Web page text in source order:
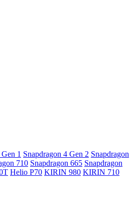
1 Snapdragon 4 Gen 2 Snapdragon
710 Snapdragon 665 Snapdragon
Helio P70 KIRIN 980 KIRIN 710